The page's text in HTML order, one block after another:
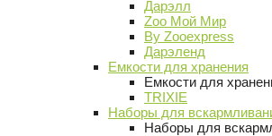
Дарэлл
Zoo Мой Мир
By Zooexpress
Дарэленд
Емкости для хранения
Емкости для
TRIXIE
Наборы для
Наборы для